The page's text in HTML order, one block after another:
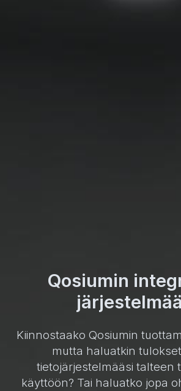
Qosiumin
Kiinnostaako Qosiumin
mutta haluatkin
tietojärjestelmääsi talteen
käyttöön? Tai haluatko jopa